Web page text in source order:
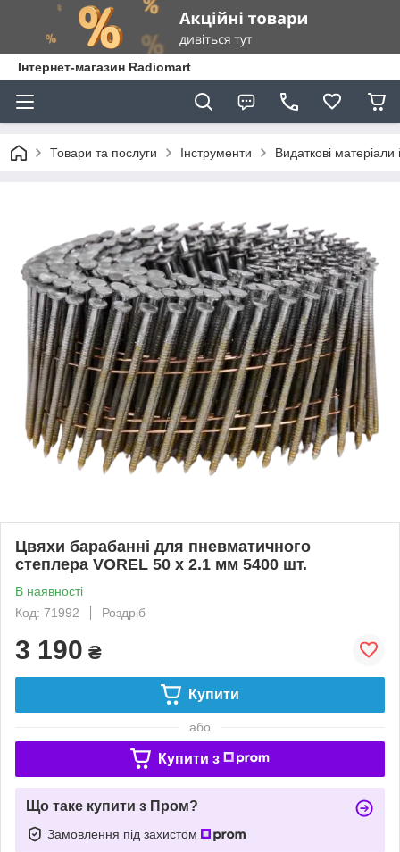
Інтернет-магазин Radiomart
Товари та послуги Інструменти Видаткові
Цвяхи барабанні для пневматичного
степлера VOREL 50 х 2.1 мм 5400 шт.
В наявності
Код: 71992
Роздріб
3 190 ₴
Купити
або
Купити з
Що таке купити з Пром?
Замовлення під захистом